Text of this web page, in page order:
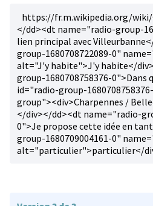
https://fr.m.wikipedia.org/
</dd><dt name="radio-group-
lien principal avec
group-1680708722089-0"
alt="J'y habite">J'y habite</
group-1680708758376-0">Dans
id="radio-group-
group"><div>Charpennes /
</div></dd><dt name="radio-
0">Je propose cette idée en
group-1680709004161-0"
alt="particulier">particulier</